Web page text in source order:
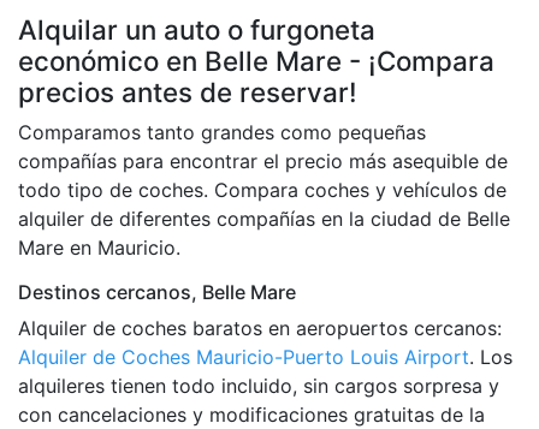
Alquilar un auto o furgoneta
económico en Belle Mare - ¡Compara
precios antes de reservar!
Comparamos tanto grandes como pequeñas
compañías para encontrar el precio más asequible de
todo tipo de coches. Compara coches y vehículos de
alquiler de diferentes compañías en la ciudad de Belle
Mare en Mauricio.
Destinos cercanos, Belle Mare
Alquiler de coches baratos en aeropuertos cercanos:
Alquiler de Coches Mauricio-Puerto Louis Airport. Los
alquileres tienen todo incluido, sin cargos sorpresa y
con cancelaciones y modificaciones gratuitas de la